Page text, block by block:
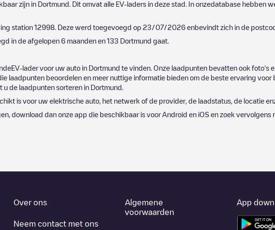
zijn in Dortmund . Dit omvat alle EV-laders in deze stad. In onzedatabase hebben
station 12998 . Deze werd toegevoegd op 23/07/2026 enbevindt zich in de
in de afgelopen 6 maanden en 133 Dortmund gaat.
lader voor uw auto in Dortmund te vinden. Onze laadpunten bevatten ook foto's
laadpunten beoordelen en meer nuttige informatie bieden om de beste ervaring
u de laadpunten sorteren in Dortmund
is voor uw elektrische auto, het netwerk of de provider, de laadstatus, de locatie
download dan onze app die beschikbaar is voor Android en iOS en zoek vervolgens
Over ons
Neem contact met ons
Algemene
voorwaarden
App